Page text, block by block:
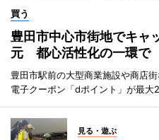
買う
豊田市中心市街地でキャ
元 都心活性化の一環で
豊田市駅前の大型商業施設や商店
電子クーポン「dポイント」が最大
見る・遊ぶ